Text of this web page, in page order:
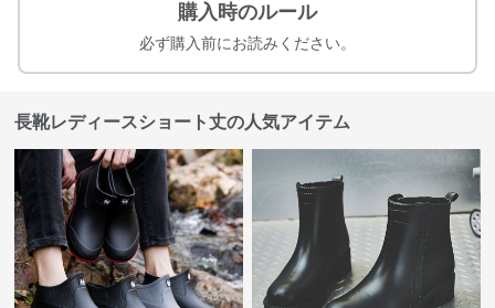
購入時のルール
必ず購入前にお読みください。
長靴レディースショート丈の人気アイテム